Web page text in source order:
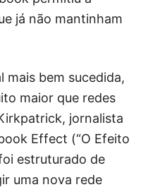
já não mantinham
mais bem sucedida,
maior que redes
jornalista
Effect (“O Efeito
estruturado de
uma nova rede